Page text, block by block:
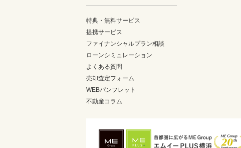
特典・無料サービス
提携サービス
ファイナンシャルプラン相談
ローンシミュレーション
よくある質問
売却査定フォーム
WEBパンフレット
不動産コラム